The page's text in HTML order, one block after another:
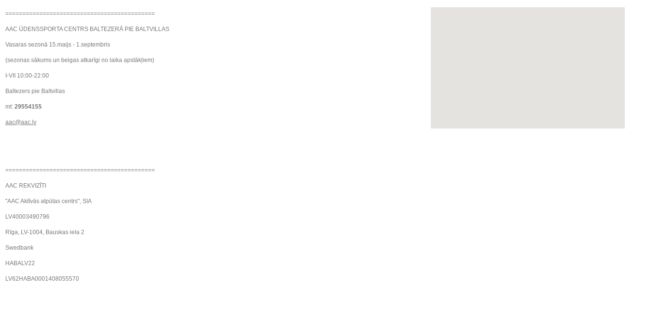
============================================
AAC ŪDENSSPORTA CENTRS BALTEZERĀ PIE BALTVILLAS
Vasaras sezonā 15.maijs - 1.septembris
(sezonas sākums un beigas atkarīgi no laika apstākļiem)
I-VII 10:00-22:00
Baltezers pie Baltvillas
mt: 29554155
aac@aac.lv
============================================
AAC REKVIZĪTI
"AAC Aktīvās atpūtas centrs", SIA
LV40003490796
Rīga, LV-1004, Bauskas iela 2
Swedbank
HABALV22
LV62HABA0001408055570